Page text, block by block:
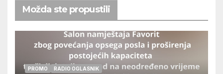
Možda ste propustili
PROMO RADIO OGLASNIK